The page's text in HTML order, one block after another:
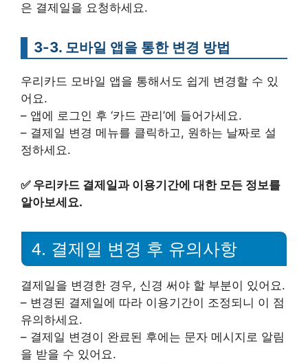
은 결제일을 요청하세요.
3-3. 모바일 앱을 통한 변경 방법
우리카드 모바일 앱을 통해서도 쉽게 변경할 수 있
어요.
– 앱에 로그인 후 ‘카드 관리’에 들어가세요.
– 결제일 변경 메뉴를 클릭하고, 원하는 날짜로 설
정하세요.
✅ 우리카드 결제일과 이용기간에 대한 모든 정보를
알아보세요.
4. 결제일 변경 후 유의사항
결제일을 변경한 경우, 신경 써야 할 부분이 있어요.
– 변경된 결제일에 따라 이용기간이 조정되니 이 점
유의하세요.
– 결제일 변경이 완료된 후에는 문자 메시지로 알림
을 받을 수 있어요.